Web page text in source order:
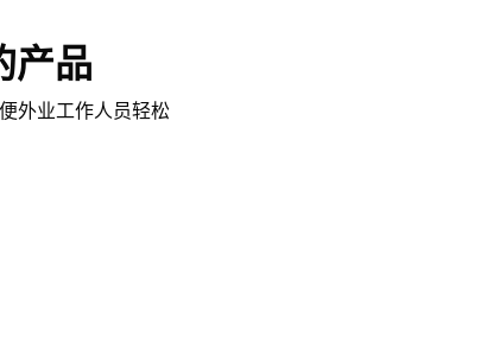
产品
外业工作人员轻松